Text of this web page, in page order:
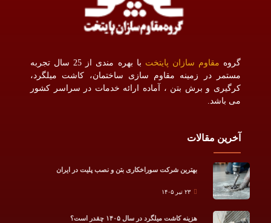
گروه مقاوم سازان پایتخت
با بهره مندی از 25 سال تجربه
مستمر در زمینه مقاوم سازی ساختمان، کاشت میلگرد،
کرگیری و برش بتن ، آماده ارائه خدمات در سراسر کشور
می باشد.
آخرین مقالات
بهترین شرکت سوراخکاری بتن و نصب پلیت در ایران
۲۳ تیر ۱۴۰۵
هزینه کاشت میلگرد در سال ۱۴۰۵ چقدر است؟